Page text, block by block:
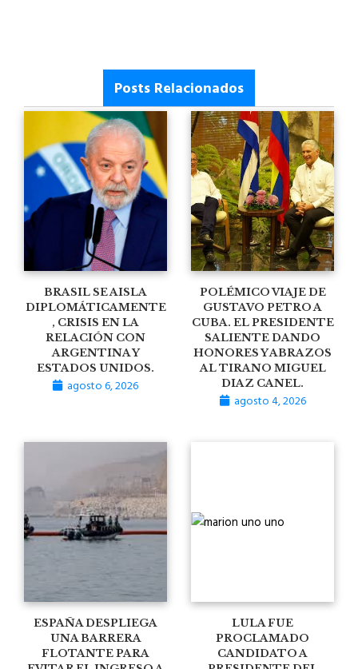
Posts Relacionados
BRASIL SE AISLA
DIPLOMÁTICAMENTE
, CRISIS EN LA
RELACIÓN CON
ARGENTINA Y
ESTADOS UNIDOS.
agosto 6, 2026
POLÉMICO VIAJE DE
GUSTAVO PETRO A
CUBA. EL PRESIDENTE
SALIENTE DANDO
HONORES Y ABRAZOS
AL TIRANO MIGUEL
DIAZ CANEL.
agosto 4, 2026
ESPAÑA DESPLIEGA
UNA BARRERA
FLOTANTE PARA
LULA FUE
PROCLAMADO
CANDIDATO A